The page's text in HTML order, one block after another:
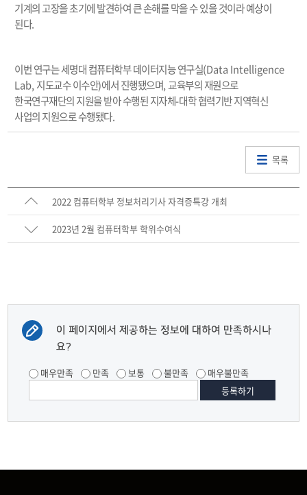
기계의 고장을 초기에 발견하여 큰 손해를 막을 수 있을 것이라 예상이
된다.
이번 연구는 세명대 컴퓨터학부 데이터지능 연구실(Data Intelligence
Lab,지도교수 이수안)에서 진행됐으며,교육부의 재원으로
한국연구재단의 지원을 받아 수행된 지자체-대학 협력기반 지역혁신
사업의 지원으로 수행됐다.
목록
2022 컴퓨터학부 정보처리기사 자격증특강 개최
2023년 2월 컴퓨터학부 학위수여식
이 페이지에서 제공하는 정보에 대하여 만족하시나
요?
매우만족 만족 보통 불만족 매우불만족